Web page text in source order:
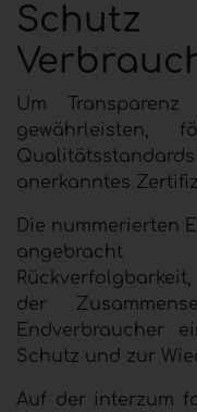
Um
gewährleisten,
anerkanntes
Die nummerierten
angebracht
der
Endverbraucher
Schutz und zur
Auf der interzum